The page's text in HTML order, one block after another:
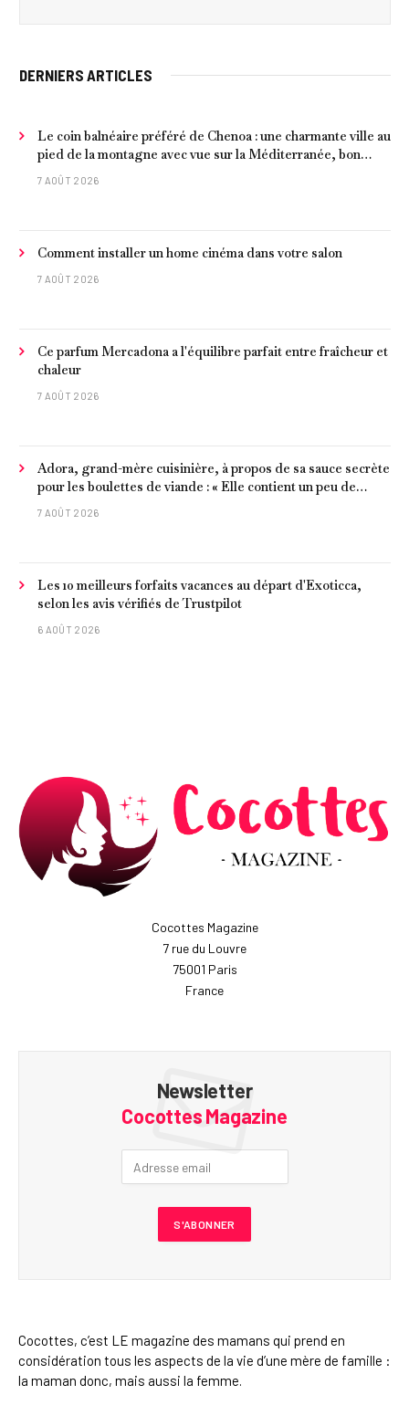
DERNIERS ARTICLES
Le coin balnéaire préféré de Chenoa : une charmante ville au
pied de la montagne avec vue sur la Méditerranée, bon
poisson et criques isolées
7 AOÛT 2026
Comment installer un home cinéma dans votre salon
7 AOÛT 2026
Ce parfum Mercadona a l'équilibre parfait entre fraîcheur et
chaleur
7 AOÛT 2026
Adora, grand-mère cuisinière, à propos de sa sauce secrète
pour les boulettes de viande : « Elle contient un peu de
curcuma, du poivre, une poignée d'amandes et des tomates
7 AOÛT 2026
Les 10 meilleurs forfaits vacances au départ d'Exoticca,
selon les avis vérifiés de Trustpilot
6 AOÛT 2026
Cocottes Magazine
7 rue du Louvre
75001 Paris
France
Newsletter
Cocottes Magazine
Cocottes, c’est LE magazine des mamans qui prend en
considération tous les aspects de la vie d’une mère de famille :
la maman donc, mais aussi la femme.